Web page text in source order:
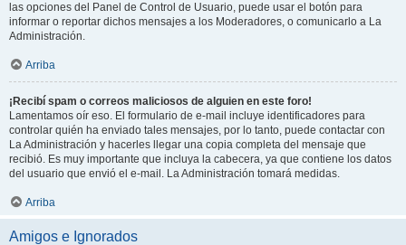
las opciones del Panel de Control de Usuario, puede usar el botón para
informar o reportar dichos mensajes a los Moderadores, o comunicarlo a La
Administración.
Arriba
¡Recibí spam o correos maliciosos de alguien en este foro!
Lamentamos oír eso. El formulario de e-mail incluye identificadores para
controlar quién ha enviado tales mensajes, por lo tanto, puede contactar con
La Administración y hacerles llegar una copia completa del mensaje que
recibió. Es muy importante que incluya la cabecera, ya que contiene los datos
del usuario que envió el e-mail. La Administración tomará medidas.
Arriba
Amigos e Ignorados